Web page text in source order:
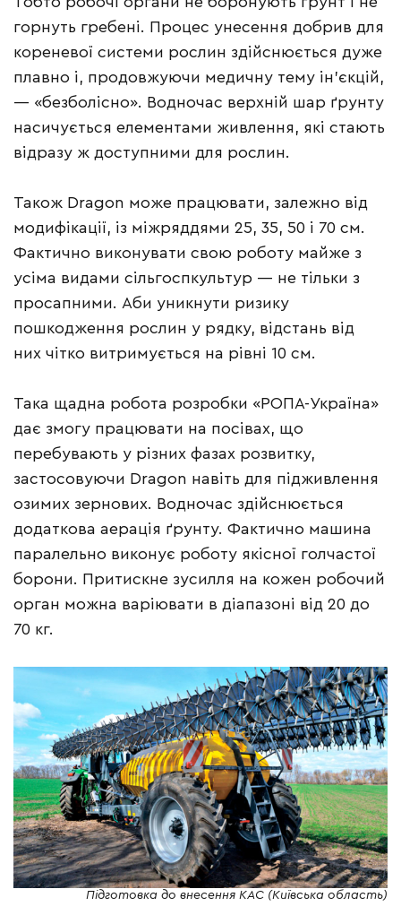
горнуть гребені. Процес унесення добрив для
кореневої системи рослин здійснюється дуже
плавно і, продовжуючи медичну тему ін’єкцій,
— «безболісно». Водночас верхній шар ґрунту
насичується елементами живлення, які стають
відразу ж доступними для рослин.
Також Dragon може працювати, залежно від
модифікації, із міжряддями 25, 35, 50 і 70 см.
Фактично виконувати свою роботу майже з
усіма видами сільгоспкультур — не тільки з
просапними. Аби уникнути ризику
пошкодження рослин у рядку, відстань від
них чітко витримується на рівні 10 см.
Така щадна робота розробки «РОПА-Україна»
дає змогу працювати на посівах, що
перебувають у різних фазах розвитку,
застосовуючи Dragon навіть для підживлення
озимих зернових. Водночас здійснюється
додаткова аерація ґрунту. Фактично машина
паралельно виконує роботу якісної голчастої
борони. Притискне зусилля на кожен робочий
орган можна варіювати в діапазоні від 20 до
70 кг.
Підготовка до внесення КАС (Київська область)